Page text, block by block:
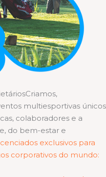
multiesportivas únicos
colaboradores e a
do bem-estar e
exclusivos para
corporativos do mundo: